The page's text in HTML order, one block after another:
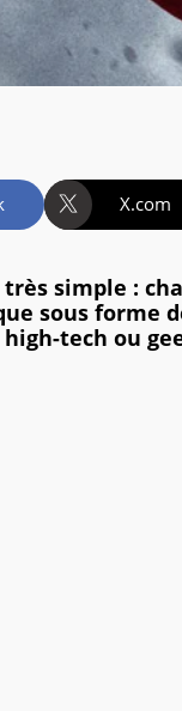
X.com
simple :
sous forme
tech ou